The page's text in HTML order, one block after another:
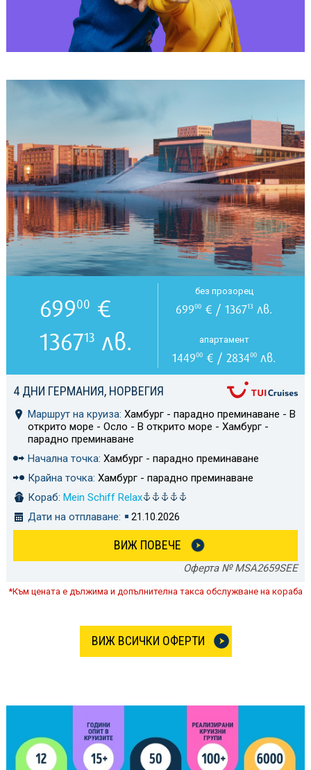
4 ДНИ ГЕРМАНИЯ, НОРВЕГИЯ
Маршрут на круиза: Хамбург - парадно преминаване - В
открито море - Осло - В открито море - Хамбург -
парадно преминаване
Начална точка: Хамбург - парадно преминаване
Крайна точка: Хамбург - парадно преминаване
Кораб: Mein Schiff Relax
Дати на отплаване:
21.10.2026
ВИЖ ПОВЕЧЕ
Оферта № MSA2659SEE
69900 €
136713 лв.
без прозорец
69900 € / 136713 лв.
апартамент
144900 € / 283400 лв.
*Към цената е дължима и допълнителна такса обслужване на кораба
ВИЖ ВСИЧКИ ОФЕРТИ